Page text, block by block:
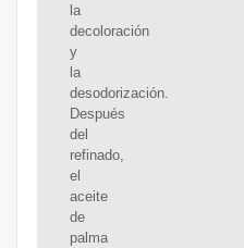
la
decoloración
y
la
desodorización.
Después
del
refinado,
el
aceite
de
palma